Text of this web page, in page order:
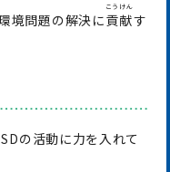
境問題の解決に貢献
こうけん
す
の活動に力を入れて